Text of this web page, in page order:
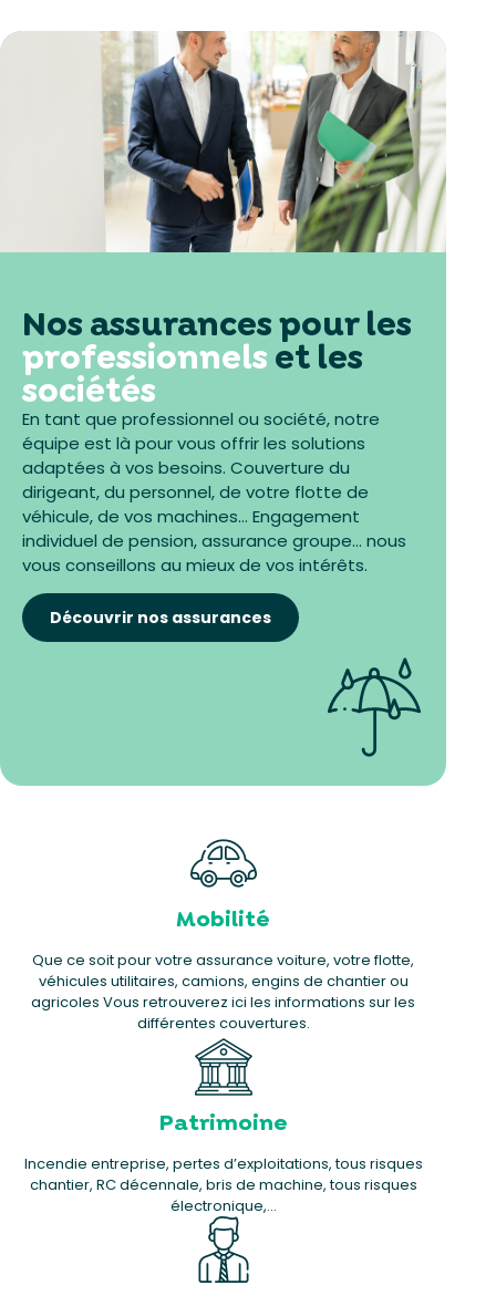
Nos assurances pour les
professionnels et les
sociétés
En tant que professionnel ou société, notre
équipe est là pour vous offrir les solutions
adaptées à vos besoins. Couverture du
dirigeant, du personnel, de votre flotte de
véhicule, de vos machines… Engagement
individuel de pension, assurance groupe… nous
vous conseillons au mieux de vos intérêts.
Découvrir nos assurances
Mobilité
Que ce soit pour votre assurance voiture, votre flotte,
véhicules utilitaires, camions, engins de chantier ou
agricoles Vous retrouverez ici les informations sur les
différentes couvertures.
Patrimoine
Incendie entreprise, pertes d’exploitations, tous risques
chantier, RC décennale, bris de machine, tous risques
électronique,…